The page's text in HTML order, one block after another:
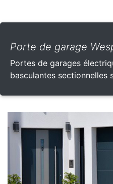
Porte de garage
Portes de garages
basculantes sectionnelles